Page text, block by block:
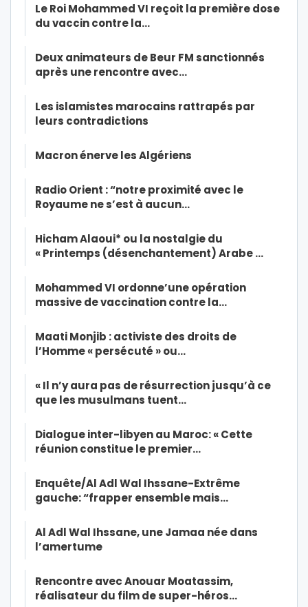
Le Roi Mohammed VI reçoit la première dose
du vaccin contre la…
Deux animateurs de Beur FM sanctionnés
après une rencontre avec…
Les islamistes marocains rattrapés par
leurs contradictions
Macron énerve les Algériens
Radio Orient : “notre proximité avec le
Royaume ne s’est à aucun…
Hicham Alaoui* ou la nostalgie du
« Printemps (désenchantement) Arabe …
Mohammed VI ordonne’une opération
massive de vaccination contre la…
Maati Monjib : activiste des droits de
l’Homme « persécuté » ou…
« Il n’y aura pas de résurrection jusqu’à ce
que les musulmans tuent…
Dialogue inter-libyen au Maroc: « Cette
réunion constitue le premier…
Enquête/Al Adl Wal Ihssane-Extrême
gauche: “frapper ensemble mais…
Al Adl Wal Ihssane, une Jamaa née dans
l’amertume
Rencontre avec Anouar Moatassim,
réalisateur du film de super-héros…